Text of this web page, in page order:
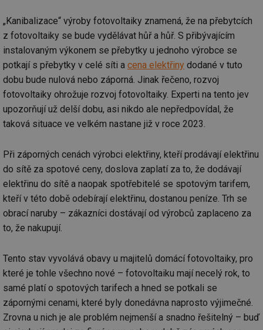
„Kanibalizace“ výroby fotovoltaiky znamená, že na přebytcích
z fotovoltaiky se bude vydělávat hůř a hůř. S přibývajícím
instalovaným výkonem se přebytky u jednoho výrobce se
potkají s přebytky v celé síti a cena elektřiny dodané v tuto
dobu bude nulová nebo záporná. Jinak řečeno, rozvoj
fotovoltaiky ohrožuje rozvoj fotovoltaiky. Experti na tento jev
upozorňují už delší dobu, asi nikdo ale nepředpovídal, že
taková situace ve velkém nastane již v roce 2023.
Při záporných cenách výrobci elektřiny, kteří prodávají elektřinu
do sítě za spotové ceny, doslova zaplatí za to, že dodávají
elektřinu do sítě a naopak spotřebitelé se spotovým tarifem,
kteří v této době odebírají elektřinu, dostanou peníze. Trh se
obrací naruby – zákazníci dostávají od výrobců zaplaceno za
to, že nakupují.
Tento stav vyvolává obavy u majitelů domácí fotovoltaiky, pro
které je tohle všechno nové – fotovoltaiku mají necelý rok, to
samé platí o spotových tarifech a hned se potkali se
zápornými cenami, které byly donedávna naprosto výjimečné.
Zrovna u nich je ale problém nejmenší a snadno řešitelný – buď